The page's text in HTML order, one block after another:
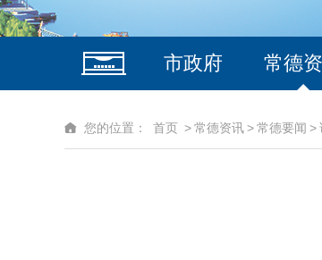
市政府 常德
您的位置： 首页 >常德资讯>常德要闻 >